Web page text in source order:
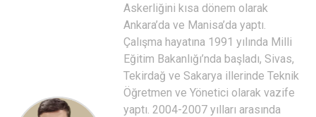
Askerliğini kısa dönem olarak
Ankara’da ve Manisa’da yaptı.
Çalışma hayatına 1991 yılında Milli
Eğitim Bakanlığı’nda başladı, Sivas,
Tekirdağ ve Sakarya illerinde Teknik
Öğretmen ve Yönetici olarak vazife
yaptı. 2004-2007 yılları arasında